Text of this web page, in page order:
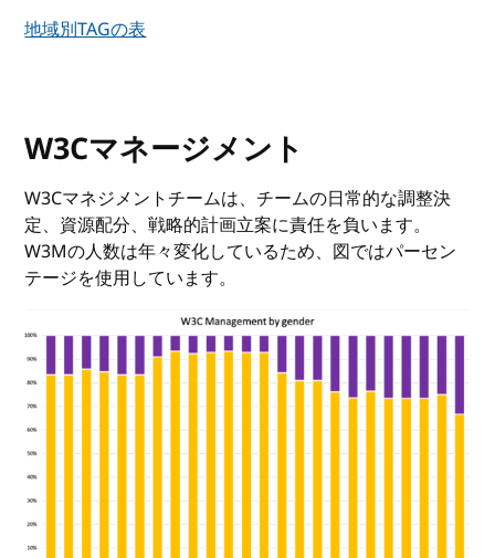
地域別TAGの表
W3Cマネージメント
W3Cマネジメントチームは、チームの日常的な調整決
定、資源配分、戦略的計画立案に責任を負います。
W3Mの人数は年々変化しているため、図ではパーセン
テージを使用しています。